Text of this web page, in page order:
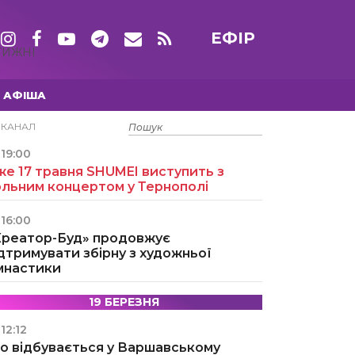
ЕФІР
АФІША
15 ТРАВНЯ
19:00
17 травня SHUMEI виступить з
концертом у Тернополі
16:00
Буд» продовжує
збірну з художньої
19 БЕРЕЗНЯ
12:12
відбувається у Варшавському